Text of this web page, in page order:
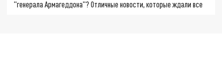
"генерала Армагеддона"? Отличные новости, которые ждали все